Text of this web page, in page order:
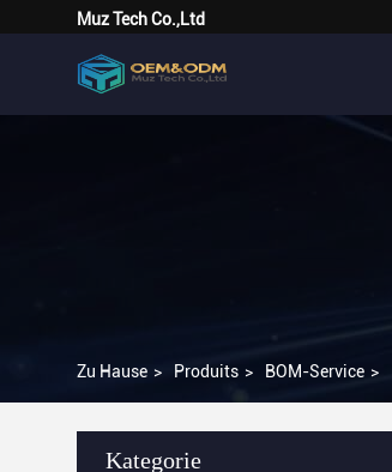
Muz Tech Co.,Ltd
Zu Hause > Produits > BOM-Service >
Kategorie